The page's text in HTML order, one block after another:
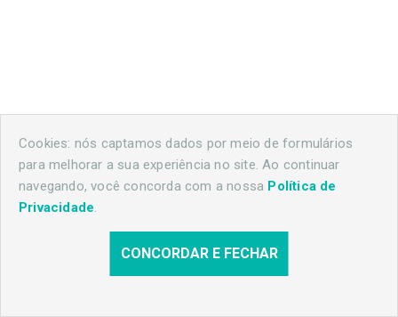
Cookies: nós captamos dados por meio de formulários
para melhorar a sua experiência no site. Ao continuar
navegando, você concorda com a nossa Política de
Privacidade.
CONCORDAR E FECHAR